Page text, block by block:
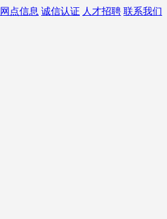
网点信息 诚信认证 人才招聘 联系我们